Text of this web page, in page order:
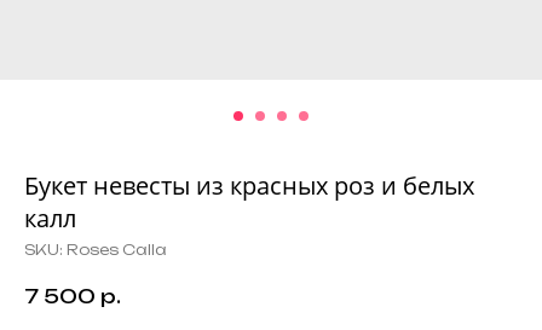
Букет невесты из красных роз и белых
калл
SKU: Roses Calla
7 500 р.